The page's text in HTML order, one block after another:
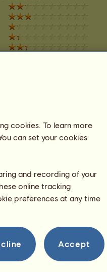
cookies. To learn more
can set your cookies
and recording of your
online tracking
preferences at any time
Accept